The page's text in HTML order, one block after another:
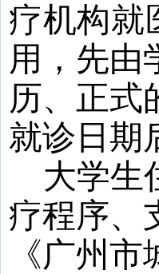
疗机构就
用，先由
历、正式
就诊日期
大学生
疗程序、
《广州